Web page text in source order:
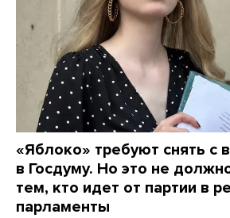
«Яблоко» требуют снять с
в Госдуму. Но это не
тем, кто идет от партии в
парламенты